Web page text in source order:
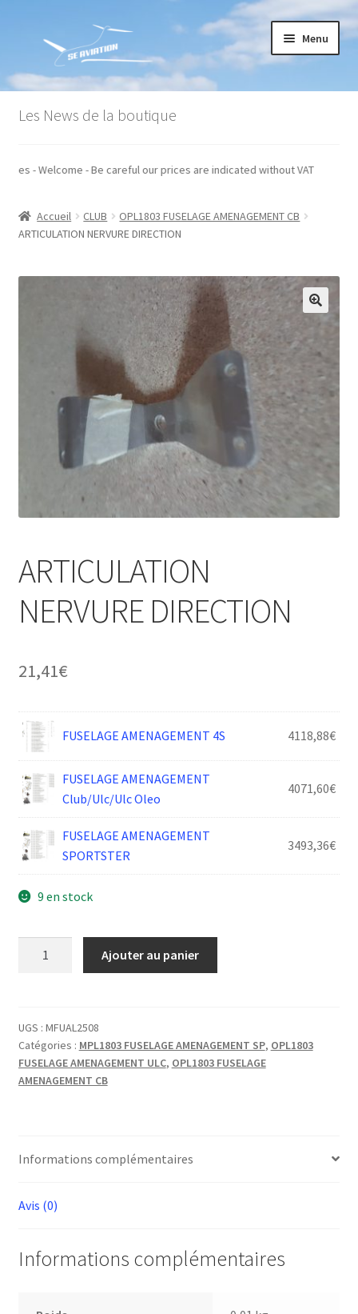
la
navigation
contenu
Menu
Accueil
Conditions générales de vente
Mon compte
Recommandations techniques
Les News de la boutique
taxes - Welcome - Be careful our prices are indicated without VAT
Accueil CLUB
OPL1803 FUSELAGE AMENAGEMENT CB
ARTICULATION NERVURE DIRECTION
ARTICULATION
NERVURE DIRECTION
21,41€
FUSELAGE AMENAGEMENT 4S 4118,88€
FUSELAGE AMENAGEMENT
Club/Ulc/Ulc Oleo
4071,60€
FUSELAGE AMENAGEMENT
SPORTSTER
3493,36€
9 en stock
DIRECTION
Ajouter au panier
UGS : MFUAL2508
Catégories : MPL1803 FUSELAGE AMENAGEMENT SP, OPL1803
FUSELAGE AMENAGEMENT ULC, OPL1803 FUSELAGE
AMENAGEMENT CB
Informations complémentaires
Avis (0)
Informations complémentaires